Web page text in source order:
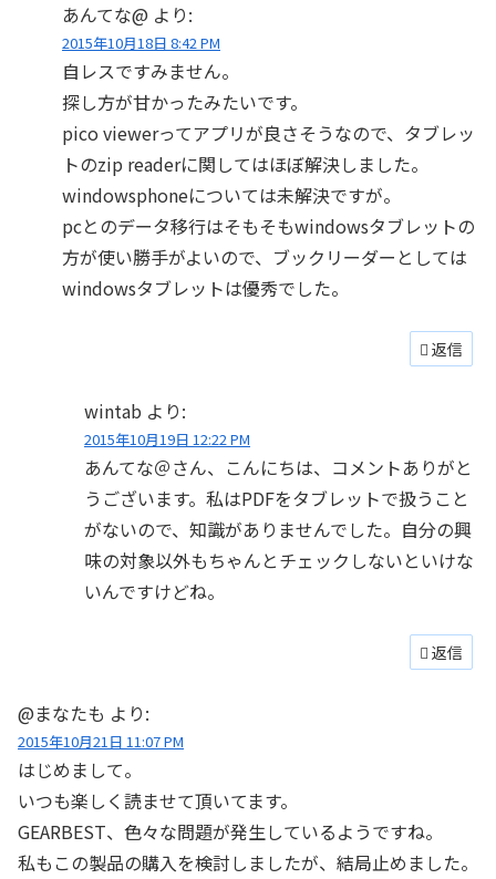
あんてな@ より:
2015年10月18日 8:42 PM
自レスですみません。
探し方が甘かったみたいです。
pico viewerってアプリが良さそうなので、タブレッ
トのzip readerに関してはほぼ解決しました。
windowsphoneについては未解決ですが。
pcとのデータ移行はそもそもwindowsタブレットの
方が使い勝手がよいので、ブックリーダーとしては
windowsタブレットは優秀でした。
返信
wintab より:
2015年10月19日 12:22 PM
あんてな＠さん、こんにちは、コメントありがと
うございます。私はPDFをタブレットで扱うこと
がないので、知識がありませんでした。自分の興
味の対象以外もちゃんとチェックしないといけな
いんですけどね。
返信
@まなたも より:
2015年10月21日 11:07 PM
はじめまして。
いつも楽しく読ませて頂いてます。
GEARBEST、色々な問題が発生しているようですね。
私もこの製品の購入を検討しましたが、結局止めました。